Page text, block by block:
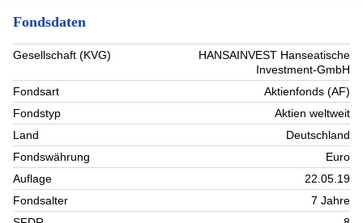
Fondsdaten
Gesellschaft (KVG)
HANSAINVEST Hanseatische
Investment-GmbH
Fondsart
Aktienfonds (AF)
Fondstyp
Aktien weltweit
Land
Deutschland
Fondswährung
Euro
Auflage
22.05.19
Fondsalter
7 Jahre